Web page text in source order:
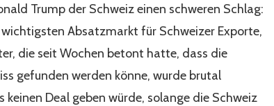
Trump der Schweiz einen schweren Schlag:
Absatzmarkt für Schweizer Exporte,
die seit Wochen betont hatte, dass die
gefunden werden könne, wurde brutal
Deal geben würde, solange die Schweiz